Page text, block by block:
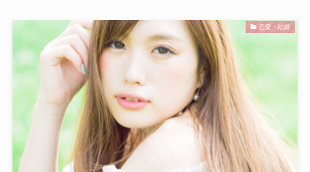
恋愛・結婚